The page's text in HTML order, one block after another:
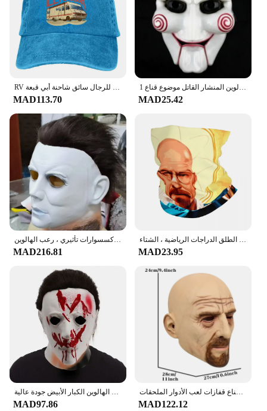
RV يتيح كوك قبعات البيسبول بلغت ذروتها قبعة كسر سيئة والتر الأبيض التلفزيون الشمس الظل قبعات رعاة البقر للرجال سائق شاحنة أبي قبعة
MAD113.70
1 قطعة بولي كلوريد الفينيل حفلة تنكرية للهالوين المنشار القاتل موضوع قناع
MAD25.42
قناع وجه أبيض من اللاتكس لزي الهالوين ، قناع مايكل مايرز القاتل ، إكسسوارات تأثيري ، رعب الهالوين
MAD216.81
مطبوعة ماجيك وشاح للرجال والنساء ، كسر سيئة باندانا ، باندانا الدافئة ، الرقبة الجراب ، في الهواء الطلق الدراجات الرياضية ، الشتاء
MAD23.95
جديد وصول هالوين 1978 مايكل مايرز قناع الرعب الدموي تأثيري حلي أقنعة اللاتكس تجهيزات حفلة الهالوين الكبار الأبيض جودة عالية
MAD97.86
كسر سيئة تأثيري حلي فيلم جديد والت هالوين كوس الملابس الكبار نيسيي قناع قفازات لعب الأدوار الملحقات
MAD122.12